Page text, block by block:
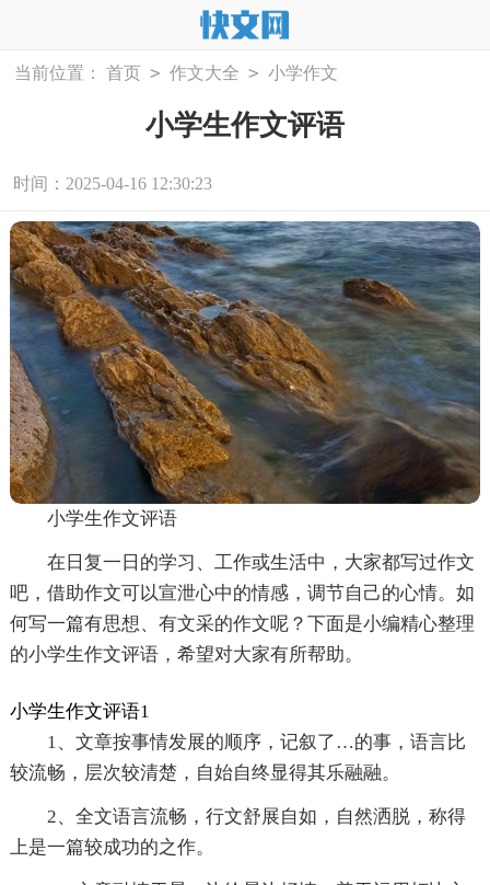
当前位置： 首页 > 作文大全 > 小学作文
小学生作文评语
时间：2025-04-16 12:30:23
小学生作文评语
在日复一日的学习、工作或生活中，大家都写过作文
吧，借助作文可以宣泄心中的情感，调节自己的心情。如
何写一篇有思想、有文采的作文呢？下面是小编精心整理
的小学生作文评语，希望对大家有所帮助。
小学生作文评语1
1、文章按事情发展的顺序，记叙了…的事，语言比
较流畅，层次较清楚，自始自终显得其乐融融。
2、全文语言流畅，行文舒展自如，自然洒脱，称得
上是一篇较成功的之作。